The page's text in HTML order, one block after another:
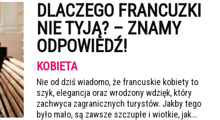
DLACZEGO FRANCUZKI
NIE TYJĄ? – ZNAMY
ODPOWIEDŹ!
KOBIETA
Nie od dziś wiadomo, że francuskie kobiety to
szyk, elegancja oraz wrodzony wdzięk, który
zachwyca zagranicznych turystów. Jakby tego
było mało, są zawsze szczupłe i wiotkie, jak...